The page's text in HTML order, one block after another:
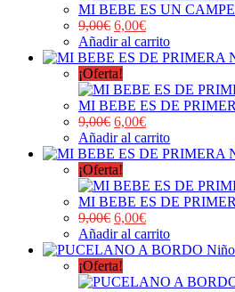
MI BEBE ES UN
9,00€ 6,00€
Añadir al carrito
¡Oferta!
MI BEBE ES DE
9,00€ 6,00€
Añadir al carrito
¡Oferta!
MI BEBE ES DE
9,00€ 6,00€
Añadir al carrito
¡Oferta!